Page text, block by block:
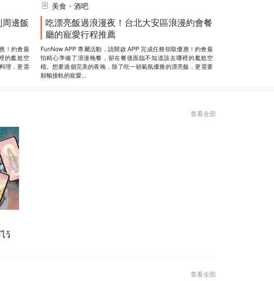
邊飯
！約會最
的尷尬空
理，更需
美食・酒吧
吃漂亮飯過浪漫夜！台北大安區浪漫約會餐
廳的寵愛行程推薦
FunNow APP 專屬活動，請開啟 APP 完成任務領取優惠！約會最
怕精心準備了浪漫晚餐，卻在餐後面臨不知道該去哪裡的尷尬空
檔。想要過個完美的夜晚，除了吃一頓氣氛優雅的漂亮飯，更需要
順暢接軌的寵愛...
查看全部
ว้
查看全部